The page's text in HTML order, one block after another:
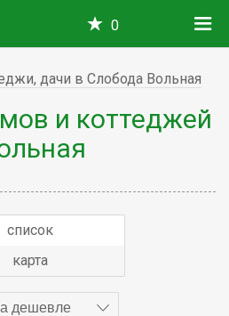
0
дачи в Слобода Вольная
и коттеджей
список
карта
дешевле